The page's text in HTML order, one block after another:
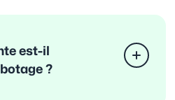
est-il
?